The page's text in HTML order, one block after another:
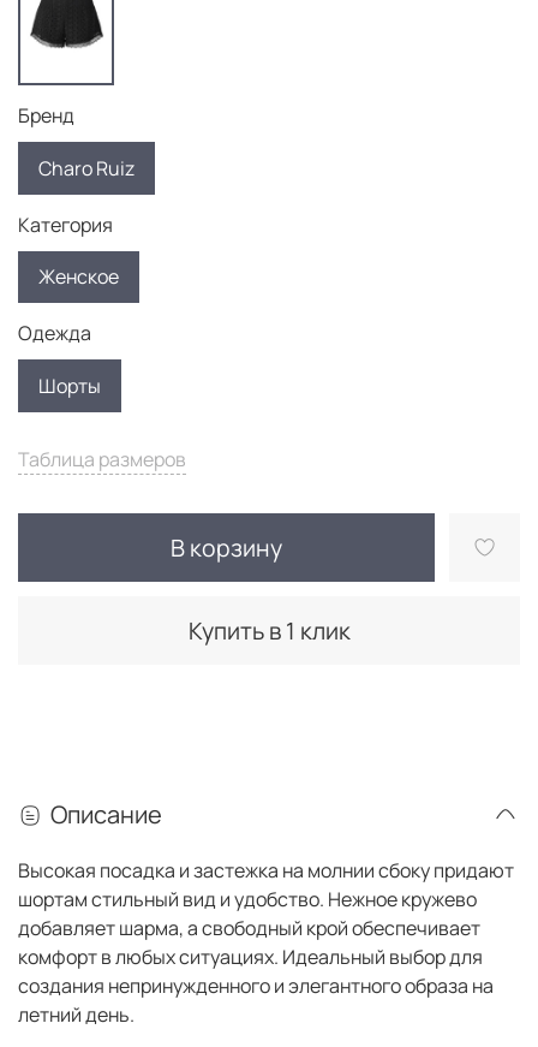
Таблица размеров
В корзину
Купить в 1 клик
Бренд
Charo Ruiz
Категория
Женское
Одежда
Шорты
Описание
Высокая посадка и застежка на молнии сбоку придают
шортам стильный вид и удобство. Нежное кружево
добавляет шарма, а свободный крой обеспечивает
комфорт в любых ситуациях. Идеальный выбор для
создания непринужденного и элегантного образа на
летний день.